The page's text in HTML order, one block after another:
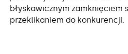
błyskawicznym zamknięciem
przeklikaniem do konkurencji.